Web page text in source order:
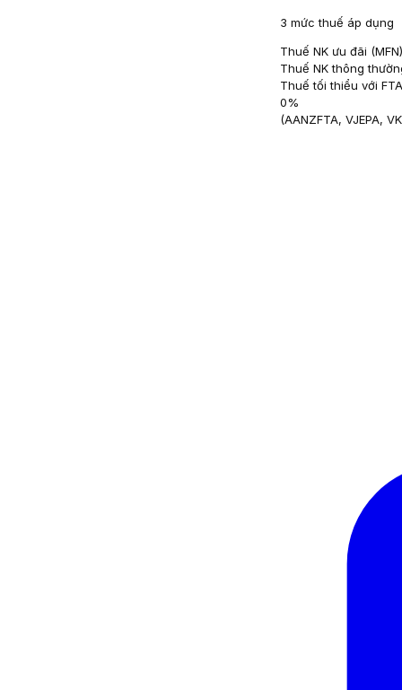
3 mức thuế áp dụng
Thuế NK ưu đãi (MFN)
Thuế NK thông
Thuế tối thiểu với
0%
(AANZFTA, VJEPA,